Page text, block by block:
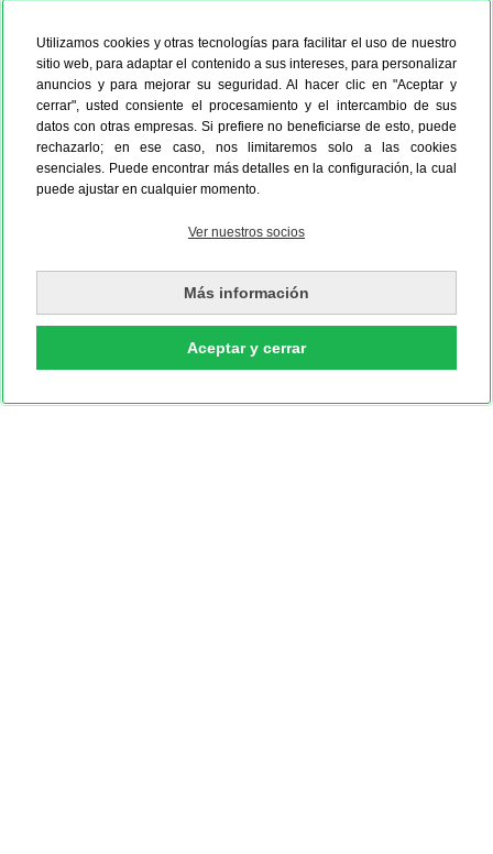
Utilizamos cookies y otras tecnologías para facilitar el uso de nuestro
sitio web, para adaptar el contenido a sus intereses, para personalizar
anuncios y para mejorar su seguridad. Al hacer clic en "Aceptar y
cerrar", usted consiente el procesamiento y el intercambio de sus
datos con otras empresas. Si prefiere no beneficiarse de esto, puede
rechazarlo; en ese caso, nos limitaremos solo a las cookies
esenciales. Puede encontrar más detalles en la configuración, la cual
puede ajustar en cualquier momento.
Ver nuestros socios
Más información
Aceptar y cerrar